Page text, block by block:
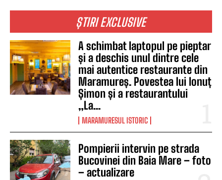
ȘTIRI EXCLUSIVE
A schimbat laptopul pe pieptar
și a deschis unul dintre cele
mai autentice restaurante din
Maramureș. Povestea lui Ionuț
Șimon și a restaurantului
„La...
MARAMURESUL ISTORIC
Pompierii intervin pe strada
Bucovinei din Baia Mare – foto
– actualizare